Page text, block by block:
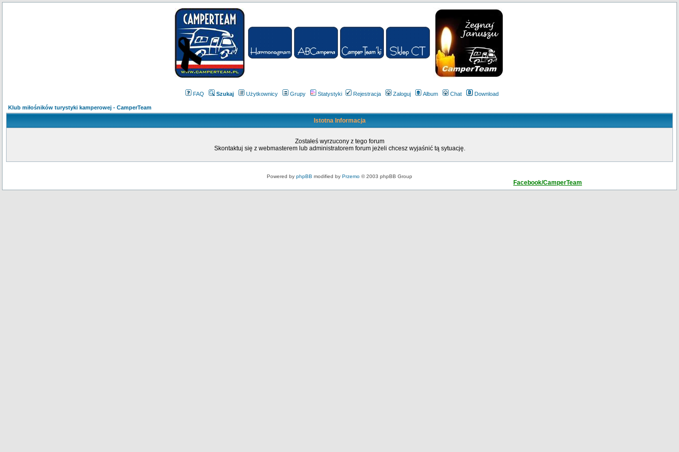
FAQ Szukaj Użytkownicy Grupy Statystyki Rejestracja Zaloguj Album Chat Download
Klub miłośników turystyki kamperowej - CamperTeam
Istotna Informacja
Zostałeś wyrzucony z tego forum
Skontaktuj się z webmasterem lub administratorem forum jeżeli chcesz wyjaśnić tą sytuację.
Powered by phpBB modified by Przemo © 2003 phpBB Group
Facebook/CamperTeam